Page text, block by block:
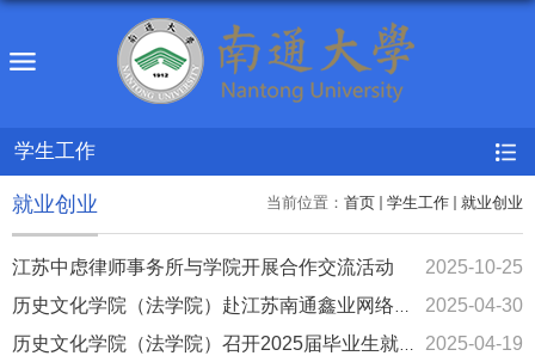
学生工作
当前位置： 首页 学生工作 就业创业
就业创业
江苏中虑律师事务所与学院开展合作交流活动 2025-10-25
历史文化学院（法学院）赴江苏南通鑫业网络科技有限公司开展合作... 2025-04-30
历史文化学院（法学院）召开2025届毕业生就业工作推进会 2025-04-19